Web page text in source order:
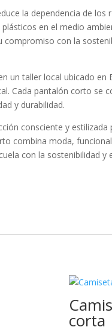
la dependencia de los
en el medio
con la
un taller local ubicado en
Cada pantalón corto se
y durabilidad.
consciente y estilizada
combina moda,
con la sostenibilidad y
corta